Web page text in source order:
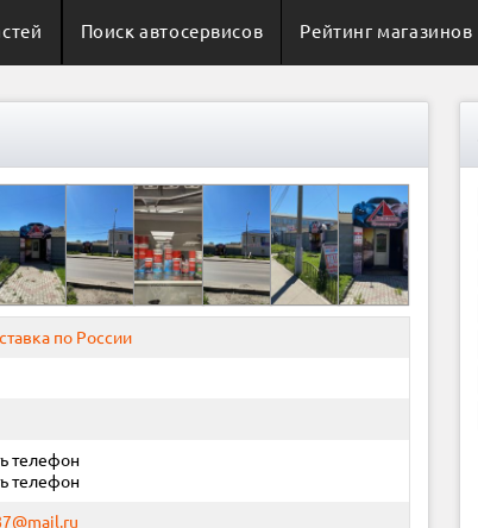
Поиск автосервисов Рейтинг магазинов
по России
телефон
телефон